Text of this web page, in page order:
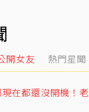
開女友 熱門星聞
在都還沒開機！